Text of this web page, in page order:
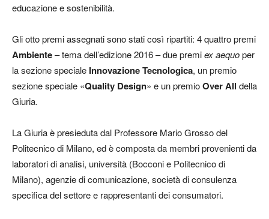
educazione e sostenibilità.
Gli otto premi assegnati sono stati così ripartiti: 4 quattro premi
Ambiente– tema dell’edizione 2016 – due premiex aequoper
la sezione speciale InnovazioneTecnologica, un premio
sezione speciale «Quality Design» e un premioOver All della
Giuria.
La Giuria è presieduta dal Professore Mario Grosso del
Politecnico di Milano, ed è composta da membri provenienti da
laboratori di analisi, università (Bocconi e Politecnico di
Milano), agenzie di comunicazione, società di consulenza
specifica del settore e rappresentanti dei consumatori.